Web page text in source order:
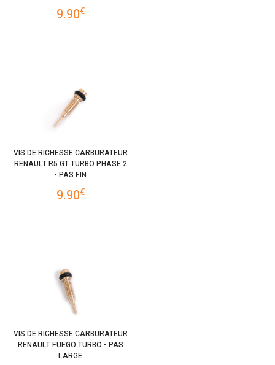
9.90€
VIS DE RICHESSE CARBURATEUR
RENAULT R5 GT TURBO PHASE 2
- PAS FIN
9.90€
VIS DE RICHESSE CARBURATEUR
RENAULT FUEGO TURBO - PAS
LARGE